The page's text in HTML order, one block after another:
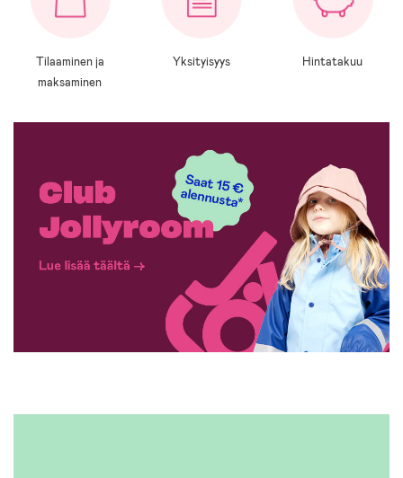
Tilaaminen ja
maksaminen
Yksityisyys Hintatakuu